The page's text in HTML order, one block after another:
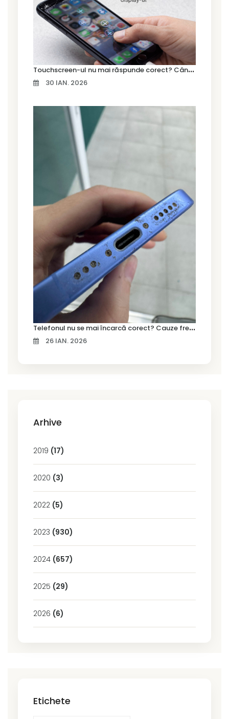
T
ouchscreen-ul nu mai răspunde corect? Când trebuie schimbat display-ul
30 IAN. 2026
T
elefonul nu se mai încarcă corect? Cauze frecvente și soluții la service în Timișoara
26 IAN. 2026
Arhive
2019 (17)
2020 (3)
2022 (5)
2023 (930)
2024 (657)
2025 (29)
2026 (6)
Etichete